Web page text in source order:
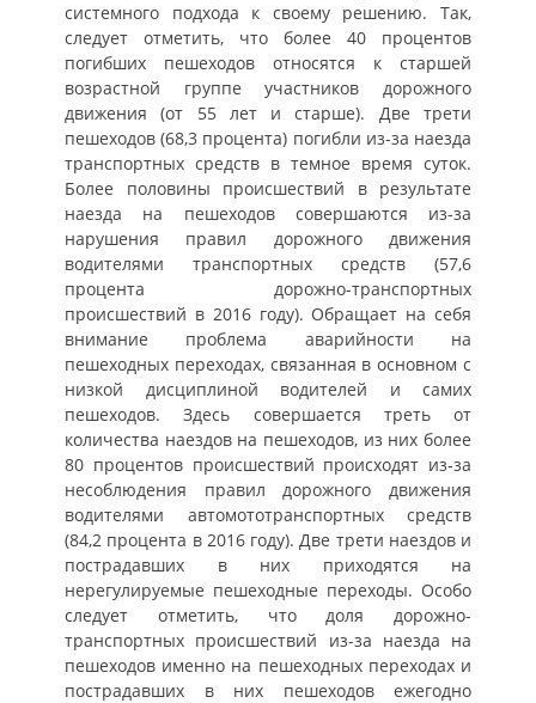
системного подхода к своему решению. Так,
следует отметить, что более 40 процентов
погибших пешеходов относятся к старшей
возрастной группе участников дорожного
движения (от 55 лет и старше). Две трети
пешеходов (68,3 процента) погибли из-за наезда
транспортных средств в темное время суток.
Более половины происшествий в результате
наезда на пешеходов совершаются из-за
нарушения правил дорожного движения
водителями транспортных средств (57,6
процента дорожно-транспортных
происшествий в 2016 году). Обращает на себя
внимание проблема аварийности на
пешеходных переходах, связанная в основном с
низкой дисциплиной водителей и самих
пешеходов. Здесь совершается треть от
количества наездов на пешеходов, из них более
80 процентов происшествий происходят из-за
несоблюдения правил дорожного движения
водителями автомототранспортных средств
(84,2 процента в 2016 году). Две трети наездов и
пострадавших в них приходятся на
нерегулируемые пешеходные переходы. Особо
следует отметить, что доля дорожно-
транспортных происшествий из-за наезда на
пешеходов именно на пешеходных переходах и
пострадавших в них пешеходов ежегодно